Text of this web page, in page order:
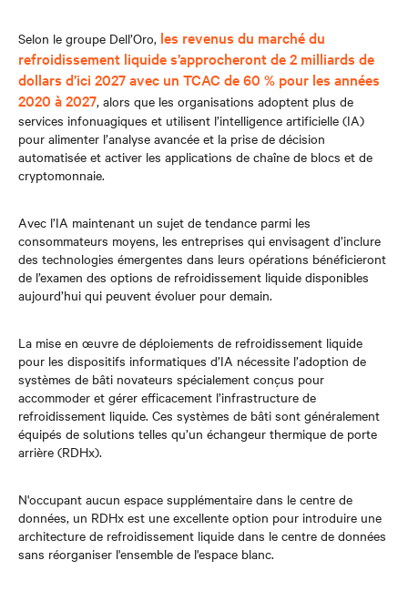
Selon le groupe Dell’Oro, les revenus du marché du
refroidissement liquide s’approcheront de 2 milliards de
dollars d’ici 2027 avec un TCAC de 60 % pour les années
2020 à 2027, alors que les organisations adoptent plus de
services infonuagiques et utilisent l’intelligence artificielle (IA)
pour alimenter l’analyse avancée et la prise de décision
automatisée et activer les applications de chaîne de blocs et de
cryptomonnaie.
Avec l’IA maintenant un sujet de tendance parmi les
consommateurs moyens, les entreprises qui envisagent d’inclure
des technologies émergentes dans leurs opérations bénéficieront
de l’examen des options de refroidissement liquide disponibles
aujourd’hui qui peuvent évoluer pour demain.
La mise en œuvre de déploiements de refroidissement liquide
pour les dispositifs informatiques d’IA nécessite l’adoption de
systèmes de bâti novateurs spécialement conçus pour
accommoder et gérer efficacement l’infrastructure de
refroidissement liquide. Ces systèmes de bâti sont généralement
équipés de solutions telles qu’un échangeur thermique de porte
arrière (RDHx).
N'occupant aucun espace supplémentaire dans le centre de
données, un RDHx est une excellente option pour introduire une
architecture de refroidissement liquide dans le centre de données
sans réorganiser l'ensemble de l'espace blanc.